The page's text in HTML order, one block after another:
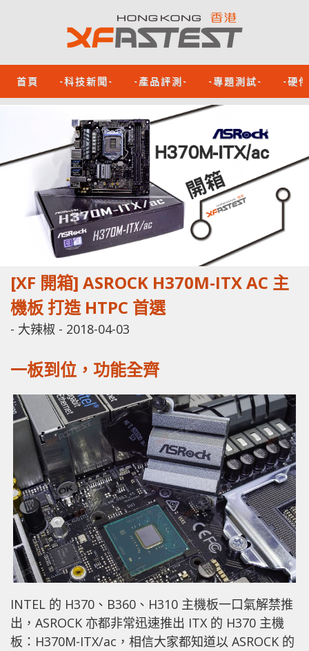
首頁 -科技新聞- -產品評測- -專題測試- -硬
[XF 開箱] ASROCK H370M-ITX AC 主
機板 打造 HTPC 首選
- 大辣椒 - 2018-04-03
一板到位，功能全齊
INTEL 的 H370、B360、H310 主機板一口氣解禁推
出，ASROCK 亦都非常迅速推出 ITX 的 H370 主機
板：H370M-ITX/ac，相信大家都知道以 ASROCK 的